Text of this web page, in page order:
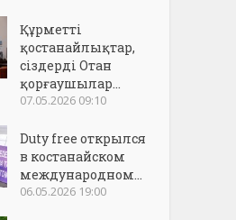
Құрметті
қостанайлықтар,
сіздерді Отан
қорғаушылар...
07.05.2026 09:10
Duty free открылся
в костанайском
международном...
06.05.2026 19:00